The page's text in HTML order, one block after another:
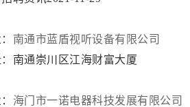
南通市蓝盾视听设备有限公司
南通崇川区江海财富大厦
海门市一诺电器科技发展有限公司